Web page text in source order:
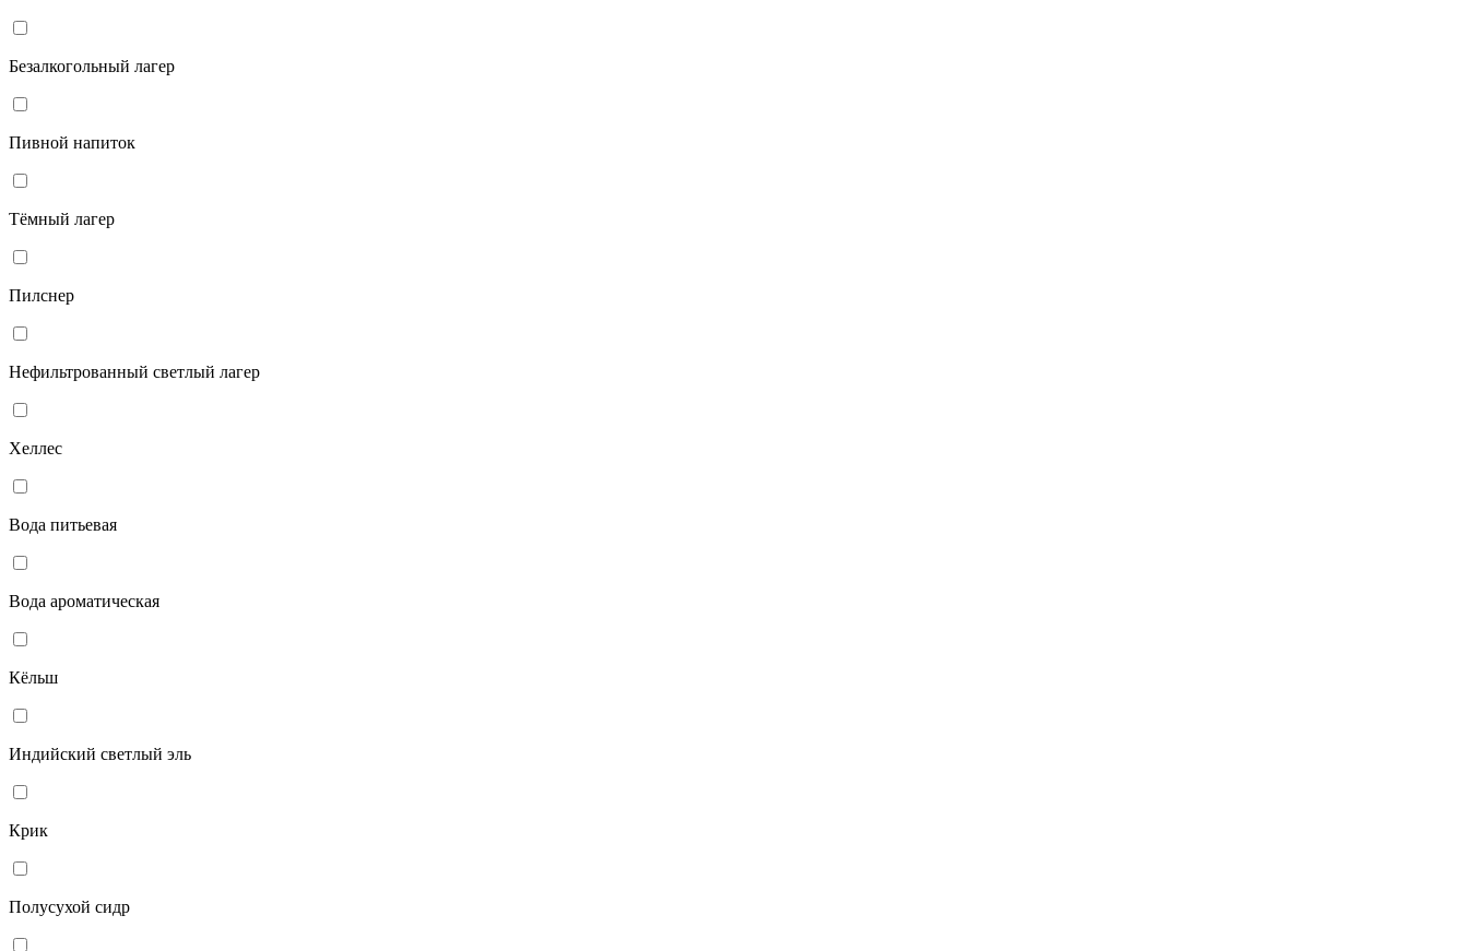
Безалкогольный лагер
Пивной напиток
Тёмный лагер
Пилснер
Нефильтрованный светлый лагер
Хеллес
Вода питьевая
Вода ароматическая
Кёльш
Индийский светлый эль
Крик
Полусухой сидр